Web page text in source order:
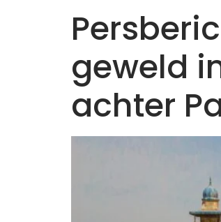
geweld
achter